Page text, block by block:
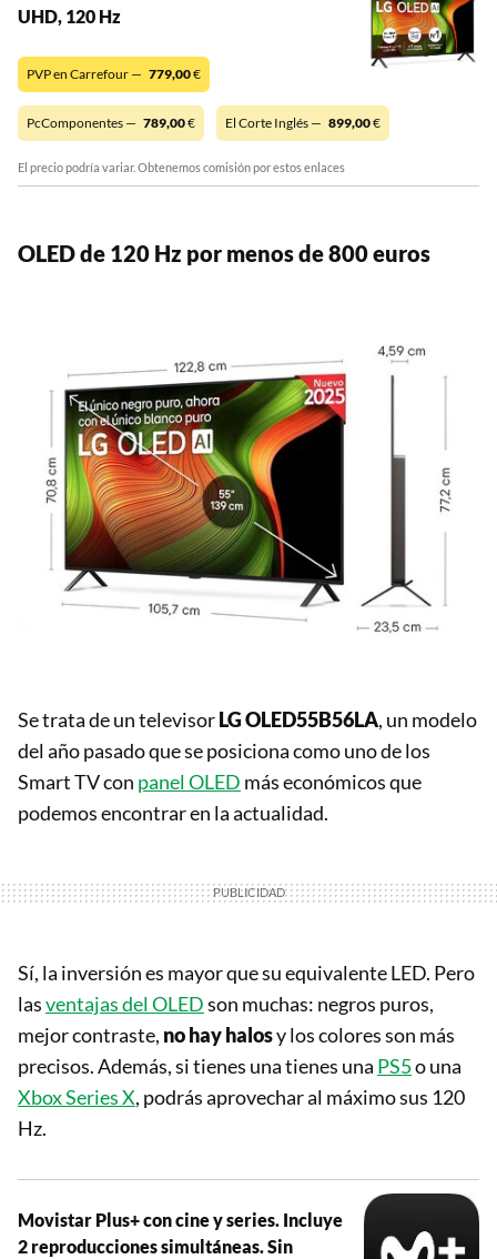
UHD, 120 Hz
PVP en Carrefour — 779,00€
PcComponentes — 789,00€ El Corte Inglés — 899,00€
El precio podría variar. Obtenemos comisión por estos enlaces
OLED de 120 Hz por menos de 800 euros
Se trata de un televisorLG OLED55B56LA, un modelo
del año pasado que se posiciona como uno de los
Smart TV con panel OLED más económicos que
podemos encontrar en la actualidad.
Sí, la inversión es mayor que su equivalente LED. Pero
lasventajas del OLEDson muchas: negros puros,
mejor contraste, no hay halosy los colores son más
precisos. Además, si tienes una tienes una PS5o una
Xbox Series X, podrás aprovechar al máximo sus 120
Hz.
Movistar Plus+ con cine y series. Incluye
2 reproducciones simultáneas. Sin